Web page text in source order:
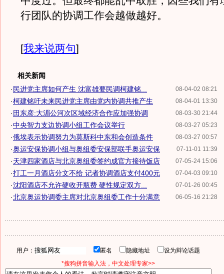
行团队的协调工作会越做越好。
[我来说两句]
相关新闻
08-04-02 08:21
· 民进党主席如何产生 沈富雄要民调柯建铭...
08-04-01 13:30
·柯建铭吁未来民进党主席由党内协调共推产生
08-03-30 21:44
· 田东彦:大湄公河次区域经济合作应加强协调
08-03-27 05:23
·中央智力支边协调小组工作会议举行
08-03-27 00:57
·俄埃表示协调努力为莫斯科中东和会创造条件
07-11-01 11:39
·奥运安保协调小组与奥组委安保部联手奥运安保
07-05-24 15:06
·天津四家酒店与北京奥组委签约成官方接待饭店
07-04-03 09:10
·打工一月酒店分文不给 记者协调酒店支付400元
07-01-26 00:45
·沈阳酒店不允许硬收开瓶费 硬性规定双方...
06-05-16 21:28
·北京奥运协调委主席对北京奥组委工作十分满意
用户： 匿名 隐藏地址
设为辩论话题
*搜狗拼音输入法，中文处理专家>>